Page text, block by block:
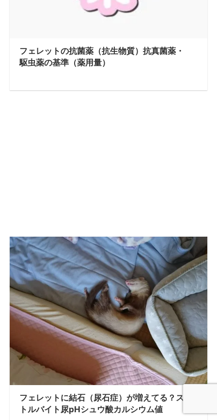
フェレットの抗菌薬（抗生物質）抗真菌薬・
駆虫薬の基準（薬用量）
フェレットに結石（尿石症）が増えてる？ス
トルバイト尿pHシュウ酸カルシウム値